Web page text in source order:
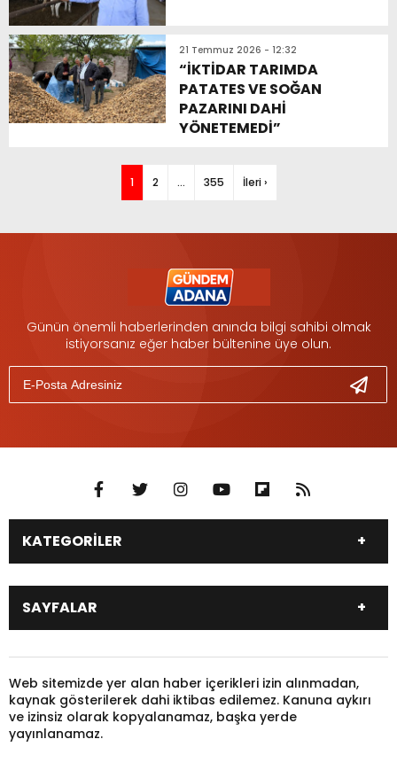
21 Temmuz 2026 - 12:32
“İKTİDAR TARIMDA
PATATES VE SOĞAN
PAZARINI DAHİ
YÖNETEMEDİ”
1 2 … 355 İleri ›
Günün önemli haberlerinden anında bilgi sahibi olmak
istiyorsanız eğer haber bültenine üye olun.
KATEGORİLER
DÜNYA
SİYASET
EKONOMİ
SAĞLIK
SPOR
TARIM
YEREL YÖNETİM
GÜNDEM
HAYVANLAR
KADIN
KONSER
KÜLTÜR & SANAT
SAYFALAR
Pariteler
Canlı Sonuçlar
Puan Durumu
Fikstür
Gazeteler
Burçlar
Web sitemizde yer alan haber içerikleri izin alınmadan,
kaynak gösterilerek dahi iktibas edilemez. Kanuna aykırı
ve izinsiz olarak kopyalanamaz, başka yerde
yayınlanamaz.